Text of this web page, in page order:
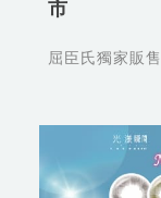
市
屈臣氏獨家販售